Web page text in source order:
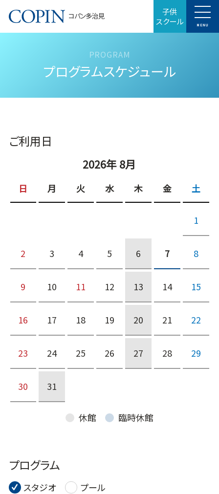
コパン多治見 子供
スクール MENU
プログラムスケジュール
ご利用日
2026年 8月
日 月 火 水 木 金 土
1
2 3 4 5 6 7 8
9 10 11 12 13 14 15
16 17 18 19 20 21 22
23 24 25 26 27 28 29
30 31
休館 臨時休館
プログラム
スタジオ プール